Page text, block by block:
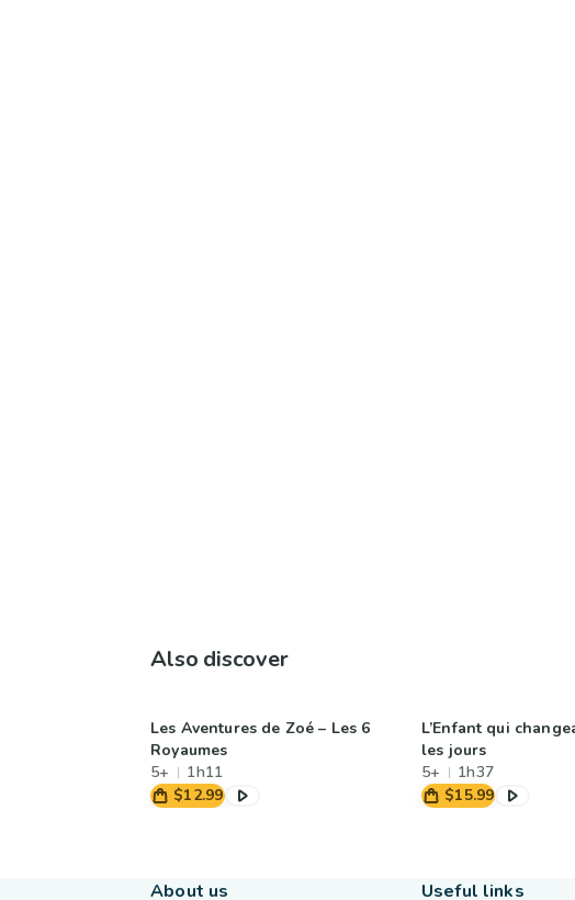
Also discover
Les Aventures de Zoé – Les 6
Royaumes
5+
1h11
$12.99
L’Enfant qui
les jours
5+
1h37
$15.99
About us Useful links